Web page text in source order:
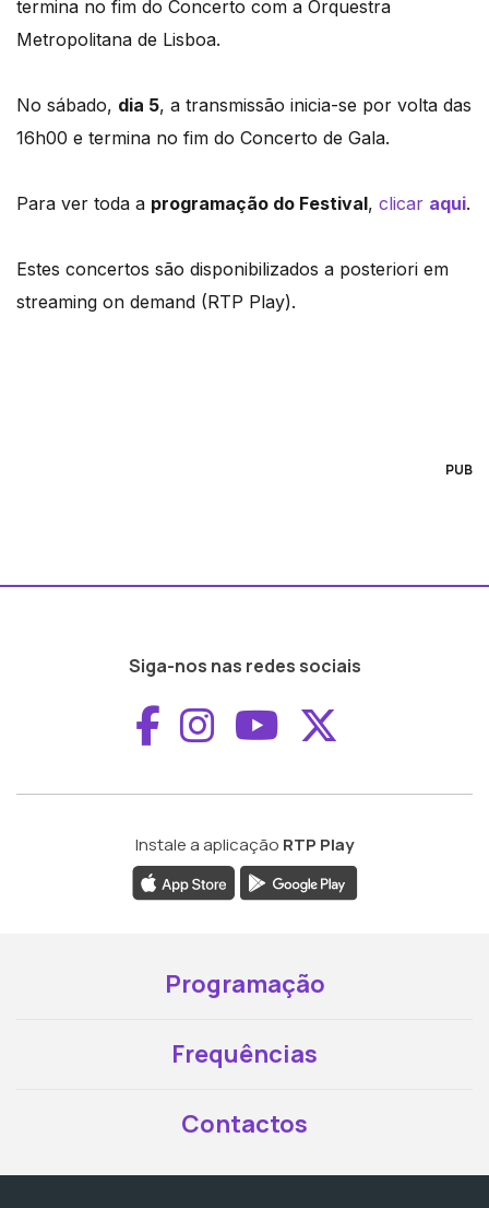
termina no fim do Concerto com a Orquestra
Metropolitana de Lisboa.
No sábado, dia 5, a transmissão inicia-se por volta das
16h00 e termina no fim do Concerto de Gala.
Para ver toda a programação do Festival, clicar aqui.
Estes concertos são disponibilizados a posteriori em
streaming on demand (RTP Play).
PUB
Siga-nos nas redes sociais
Aceder ao
Aceder ao
Aceder ao
Instale a aplicação RTP Play
Programação
Frequências
Contactos